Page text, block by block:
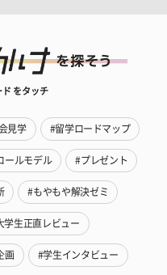
をタッチ
見学 #留学ロードマップ
ールモデル #プレゼント
#もやもや解決ゼミ
学生正直レビュー
画 #学生インタビュー